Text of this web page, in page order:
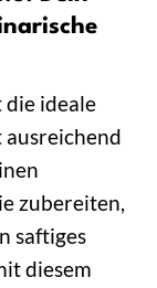
ideale
zubereiten,
saftiges
diesem